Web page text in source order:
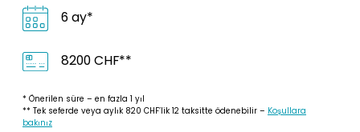
6 ay*
8200 CHF**
* Önerilen süre – en fazla 1 yıl
** Tek seferde veya aylık 820 CHF’lik 12 taksitte ödenebilir – Koşullara
bakınız